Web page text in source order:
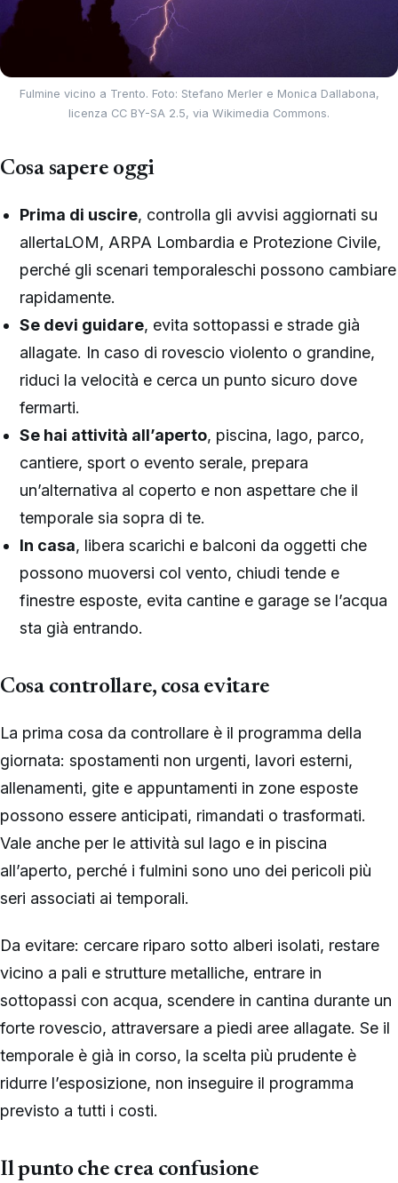
Fulmine vicino a Trento. Foto: Stefano Merler e Monica Dallabona,
licenza CC BY-SA 2.5, via Wikimedia Commons.
Cosa sapere oggi
Prima di uscire, controlla gli avvisi aggiornati su
allertaLOM, ARPA Lombardia e Protezione Civile,
perché gli scenari temporaleschi possono cambiare
rapidamente.
Se devi guidare, evita sottopassi e strade già
allagate. In caso di rovescio violento o grandine,
riduci la velocità e cerca un punto sicuro dove
fermarti.
Se hai attività all’aperto, piscina, lago, parco,
cantiere, sport o evento serale, prepara
un’alternativa al coperto e non aspettare che il
temporale sia sopra di te.
In casa, libera scarichi e balconi da oggetti che
possono muoversi col vento, chiudi tende e
finestre esposte, evita cantine e garage se l’acqua
sta già entrando.
Cosa controllare, cosa evitare
La prima cosa da controllare è il programma della
giornata: spostamenti non urgenti, lavori esterni,
allenamenti, gite e appuntamenti in zone esposte
possono essere anticipati, rimandati o trasformati.
Vale anche per le attività sul lago e in piscina
all’aperto, perché i fulmini sono uno dei pericoli più
seri associati ai temporali.
Da evitare: cercare riparo sotto alberi isolati, restare
vicino a pali e strutture metalliche, entrare in
sottopassi con acqua, scendere in cantina durante un
forte rovescio, attraversare a piedi aree allagate. Se il
temporale è già in corso, la scelta più prudente è
ridurre l’esposizione, non inseguire il programma
previsto a tutti i costi.
Il punto che crea confusione